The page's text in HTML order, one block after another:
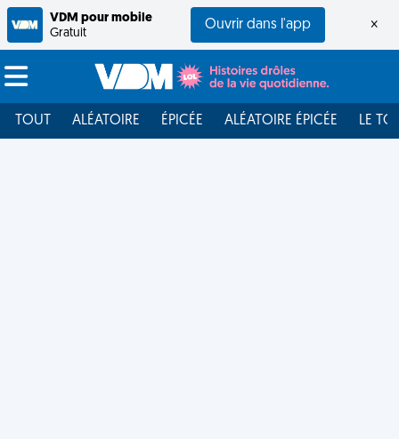
VDM pour mobile
Gratuit
Ouvrir dans l'app ×
TOUT ALÉATOIRE ÉPICÉE ALÉATOIRE ÉPICÉE LE